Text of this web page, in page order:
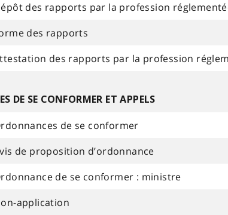
des rapports par la profession
des rapports
des rapports par la profession
DE SE CONFORMER ET APPELS
de se conformer
de proposition d’ordonnance
de se conformer : ministre
application